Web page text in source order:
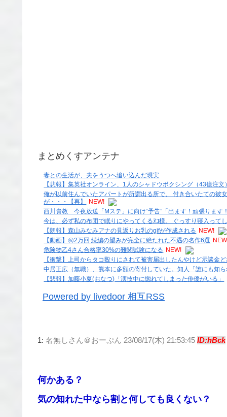
まとめくすアンテナ
妻との生活が、夫をうつへ追い込んだ現実
【悲報】集英社オンライン、1人のシャドウボクシング（43億注
俺が以前住んでいたアパートが所謂出る所で、 付き合いたての彼
が・・・【再】
NEW!
西川貴教 今夜放送「Mステ」に向け“予告”「出ます！頑張ります
今は、必ず私の布団で眠りにやってくるﾇｺ様。 ぐっすり寝入って
【朗報】森山みなみアナの見返りお乳のgifが作成される NEW!
【動画】㊗️2万回 続編の望みが完全に絶たれた不遇の名作6選
危険物乙4さん合格率30%の難関試験になる NEW!
【衝撃】上司からタコ殴りにされて被害届出したんやけど示談金
中居正広（無職）、熊本に多額の寄付していた。知人「誰にも知
【悲報】加藤小夏(おなつ)「演技中に惚れてしまった俳優がいる」
Powered by livedoor 相互RSS
1: 名無しさん＠おーぷん 23/08/17(木) 21:53:45 ID:hBck
何かある？
気の知れた中なら割と何しても良くない？